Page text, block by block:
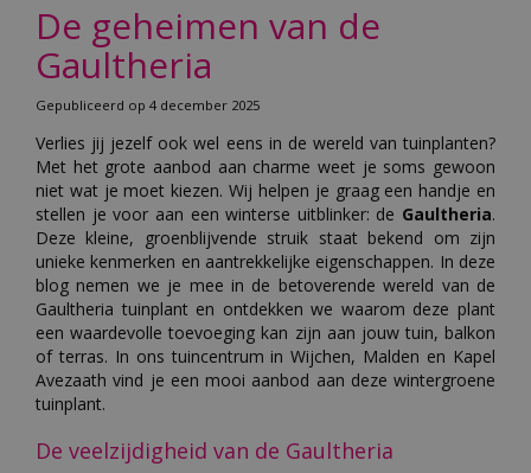
De geheimen van de
Gaultheria
Gepubliceerd op 4 december 2025
Verlies jij jezelf ook wel eens in de wereld van tuinplanten?
Met het grote aanbod aan charme weet je soms gewoon
niet wat je moet kiezen. Wij helpen je graag een handje en
stellen je voor aan een winterse uitblinker: de Gaultheria.
Deze kleine, groenblijvende struik staat bekend om zijn
unieke kenmerken en aantrekkelijke eigenschappen. In deze
blog nemen we je mee in de betoverende wereld van de
Gaultheria tuinplant en ontdekken we waarom deze plant
een waardevolle toevoeging kan zijn aan jouw tuin, balkon
of terras. In ons tuincentrum in Wijchen, Malden en Kapel
Avezaath vind je een mooi aanbod aan deze wintergroene
tuinplant.
De veelzijdigheid van de Gaultheria